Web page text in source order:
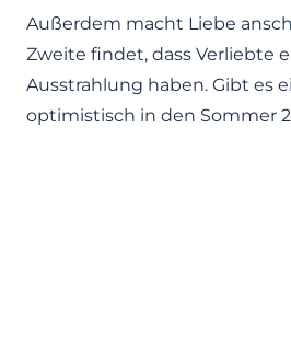
Außerdem macht Liebe
Zweite findet, dass Verliebte
Ausstrahlung haben. Gibt es
optimistisch in den Sommer